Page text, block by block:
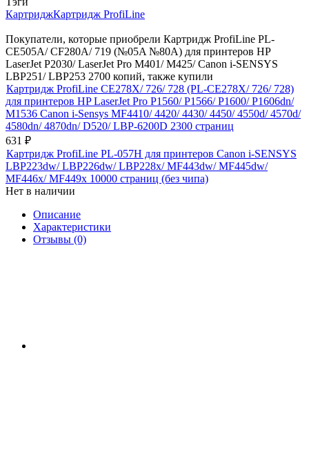
КартриджКартридж ProfiLine
Покупатели, которые приобрели Картридж ProfiLine PL-
CE505A/ CF280A/ 719 (№05A №80A) для принтеров HP
LaserJet P2030/ LaserJet Pro M401/ M425/ Canon i-SENSYS
LBP251/ LBP253 2700 копий, также купили
Картридж ProfiLine CE278X/ 726/ 728 (PL-CE278X/ 726/ 728)
для принтеров HP LaserJet Pro P1560/ P1566/ P1600/ P1606dn/
M1536 Canon i-Sensys MF4410/ 4420/ 4430/ 4450/ 4550d/ 4570d/
4580dn/ 4870dn/ D520/ LBP-6200D 2300 страниц
631 ₽
Картридж ProfiLine PL-057H для принтеров Canon i-SENSYS
LBP223dw/ LBP226dw/ LBP228x/ MF443dw/ MF445dw/
MF446x/ MF449x 10000 страниц (без чипа)
Нет в наличии
Описание
Характеристики
Отзывы (0)